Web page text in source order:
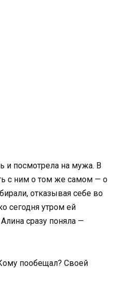
и посмотрела на мужа. В
с ним о том же самом — о
отказывая себе во
сегодня утром ей
сразу поняла —
пообещал? Своей